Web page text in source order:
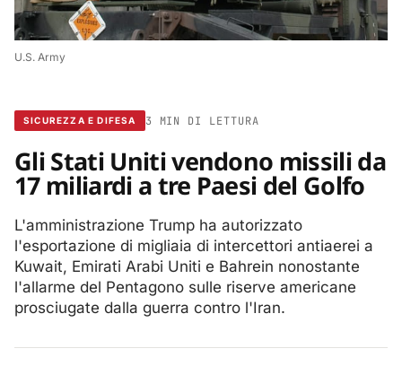
U.S. Army
SICUREZZA E DIFESA 3 MIN DI LETTURA
Gli Stati Uniti vendono missili da
17 miliardi a tre Paesi del Golfo
L'amministrazione Trump ha autorizzato
l'esportazione di migliaia di intercettori antiaerei a
Kuwait, Emirati Arabi Uniti e Bahrein nonostante
l'allarme del Pentagono sulle riserve americane
prosciugate dalla guerra contro l'Iran.